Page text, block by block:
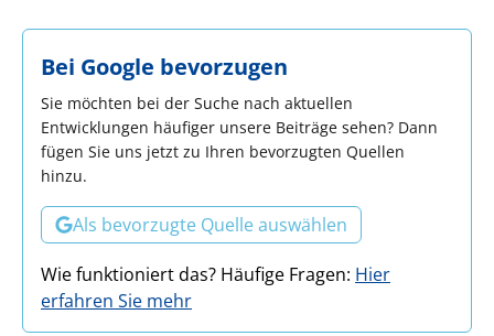
Bei Google bevorzugen
Sie möchten bei der Suche nach aktuellen
Entwicklungen häufiger unsere Beiträge sehen? Dann
fügen Sie uns jetzt zu Ihren bevorzugten Quellen
hinzu.
Als bevorzugte Quelle auswählen
Wie funktioniert das? Häufige Fragen: Hier
erfahren Sie mehr